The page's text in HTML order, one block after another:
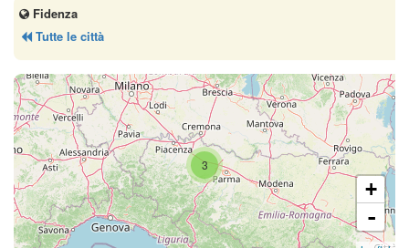
Fidenza
Tutte le città
3
+
-